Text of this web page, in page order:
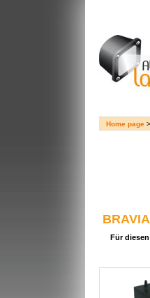
Home page >
Für diesen